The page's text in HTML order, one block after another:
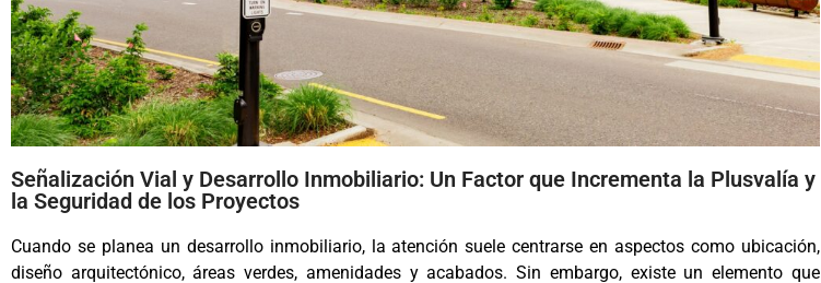
Señalización Vial y Desarrollo Inmobiliario: Un Factor que Incrementa la Plusvalía y
la Seguridad de los Proyectos
Cuando se planea un desarrollo inmobiliario, la atención suele centrarse en aspectos como ubicación,
diseño arquitectónico, áreas verdes, amenidades y acabados. Sin embargo, existe un elemento que